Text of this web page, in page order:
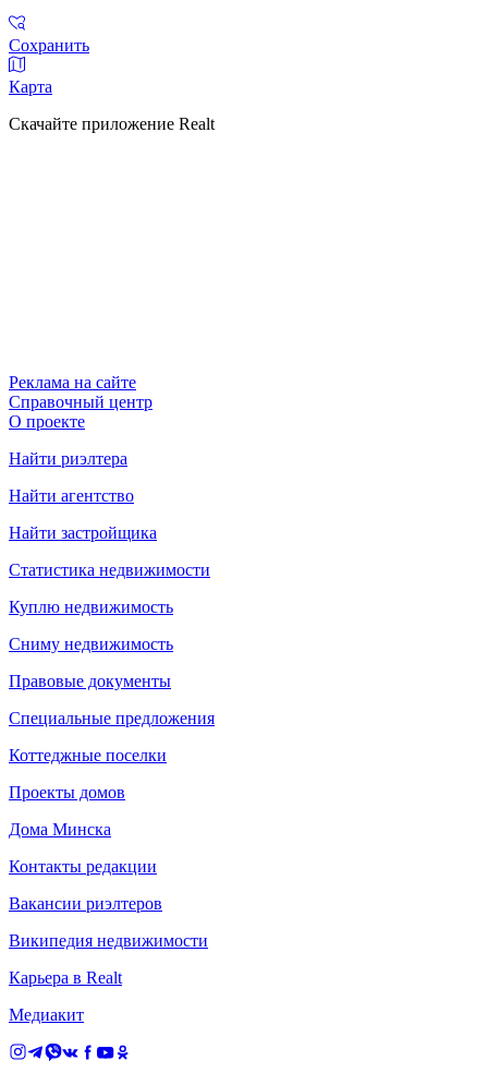
Сохранить
Карта
Скачайте приложение Realt
Реклама на сайте
Справочный центр
О проекте
Найти риэлтера
Найти агентство
Найти застройщика
Статистика недвижимости
Куплю недвижимость
Сниму недвижимость
Правовые документы
Специальные предложения
Коттеджные поселки
Проекты домов
Дома Минска
Контакты редакции
Вакансии риэлтеров
Википедия недвижимости
Карьера в Realt
Медиакит